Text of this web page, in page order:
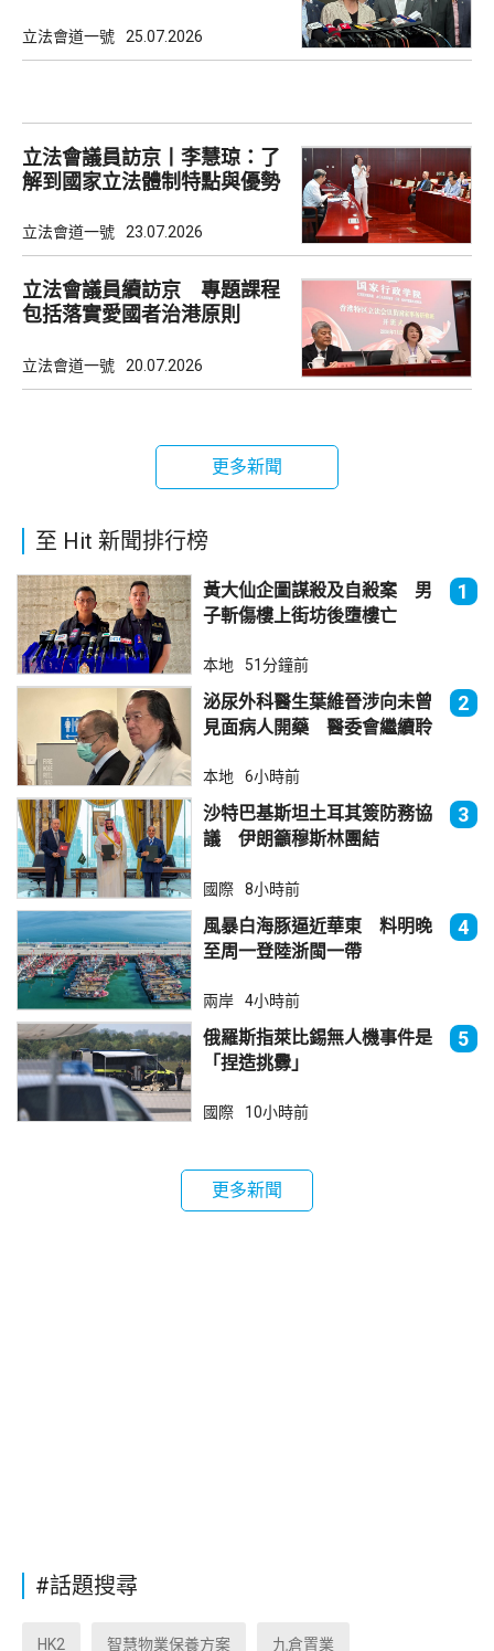
立法會道一號 25.07.2026
立法會議員訪京丨李慧琼：了
解到國家立法體制特點與優勢
立法會道一號 23.07.2026
立法會議員續訪京 專題課程
包括落實愛國者治港原則
立法會道一號 20.07.2026
更多新聞
至 Hit 新聞排行榜
黃大仙企圖謀殺及自殺案 男
子斬傷樓上街坊後墮樓亡
1
本地 51分鐘前
泌尿外科醫生葉維晉涉向未曾
見面病人開藥 醫委會繼續聆
2
本地 6小時前
沙特巴基斯坦土耳其簽防務協
議 伊朗籲穆斯林團結
3
國際 8小時前
風暴白海豚逼近華東 料明晚
至周一登陸浙閩一帶
4
兩岸 4小時前
俄羅斯指萊比錫無人機事件是
「捏造挑釁」
5
國際 10小時前
更多新聞
#話題搜尋
HK2 智慧物業保養方案 九倉置業